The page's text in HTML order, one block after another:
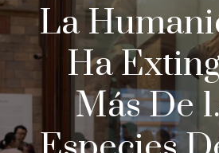
La
Ha
Más De